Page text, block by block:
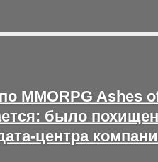
MMORPG Ashes
было
центра